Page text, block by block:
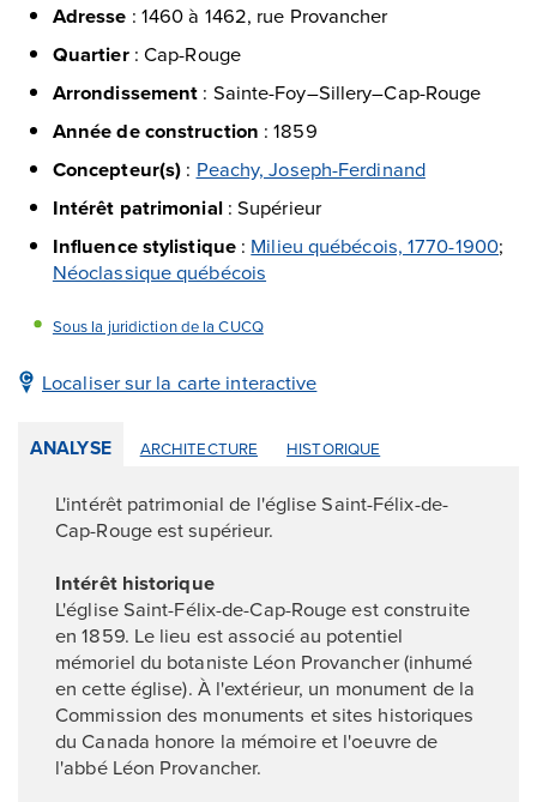
Adresse : 1460 à 1462, rue Provancher
Quartier: Cap-Rouge
Arrondissement : Sainte-Foy–Sillery–Cap-Rouge
Année de construction :1859
Concepteur(s) : Peachy, Joseph-Ferdinand
Intérêt patrimonial:Supérieur
Influence stylistique: Milieu québécois, 1770-1900;
Néoclassique québécois
Sous la juridiction de la CUCQ
Localiser sur la carte interactive
ANALYSE ARCHITECTURE HISTORIQUE
L'intérêt patrimonial de l'église Saint-Félix-de-
Cap-Rouge est supérieur.
Intérêt historique
L'église Saint-Félix-de-Cap-Rouge est construite
en 1859. Le lieu est associé au potentiel
mémoriel du botaniste Léon Provancher (inhumé
en cette église). À l'extérieur, un monument de la
Commission des monuments et sites historiques
du Canada honore la mémoire et l'oeuvre de
l'abbé Léon Provancher.